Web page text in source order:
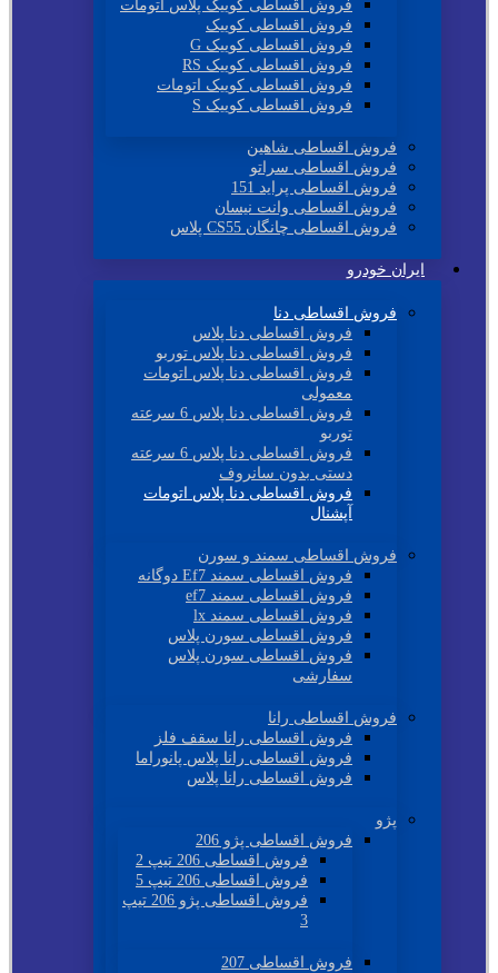
فروش اقساطی کوییک پلاس اتومات
فروش اقساطی کوییک
فروش اقساطی کوییک G
فروش اقساطی کوییک RS
فروش اقساطی کوییک اتومات
فروش اقساطی کوییک S
فروش اقساطی شاهین
فروش اقساطی سراتو
فروش اقساطی پراید 151
فروش اقساطی وانت نیسان
فروش اقساطی چانگان CS55 پلاس
ایران خودرو
فروش اقساطی دنا
فروش اقساطی دنا پلاس
فروش اقساطی دنا پلاس توربو
فروش اقساطی دنا پلاس اتومات
معمولی
فروش اقساطی دنا پلاس 6 سرعته
توربو
فروش اقساطی دنا پلاس 6 سرعته
دستی بدون سانروف
فروش اقساطی دنا پلاس اتومات
آپشنال
فروش اقساطی سمند و سورن
فروش اقساطی سمند Ef7 دوگانه
فروش اقساطی سمند ef7
فروش اقساطی سمند lx
فروش اقساطی سورن پلاس
فروش اقساطی سورن پلاس
سفارشی
فروش اقساطی رانا
فروش اقساطی رانا سقف فلز
فروش اقساطی رانا پلاس پانوراما
فروش اقساطی رانا پلاس
پژو
فروش اقساطی پژو 206
فروش اقساطی 206 تیپ 2
فروش اقساطی 206 تیپ 5
فروش اقساطی پژو 206 تیپ
3
فروش اقساطی 207